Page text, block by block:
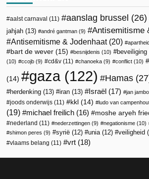
aalst carnaval (11) aanslag brussel (26)
jahjah (13) andré gantman (9) Antisemitisme
Antisemitisme & Jodenhaat(20)
bart de wever (15) besnijdenis (10) beveiliging
(10)
ccojb (9) cd&v (11) chanoeka (9) conflict (10)
(14) gaza(122) Hamas
herdenking (13) iran (13) Israël (17) jan
joods onderwijs (11) kkl (14) ludo van
(19)
michael freilich (16) moshe aryeh
nederland (11) nederzettingen (9) negationisme (10)
shimon peres (9) syrië (12) unia(12) veiligheid
vlaams belang (11) vrt (18)